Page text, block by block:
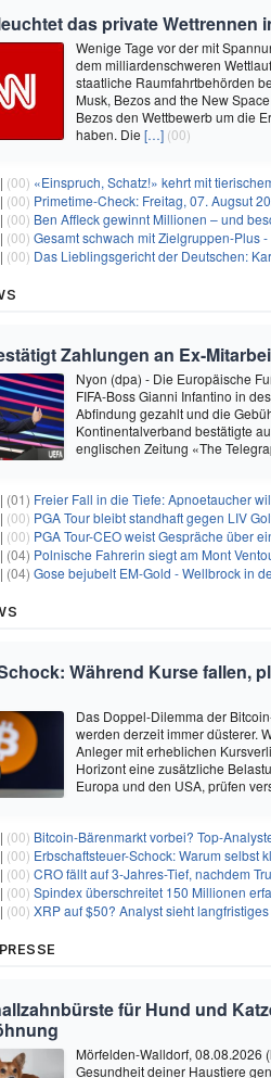
das private Wettrennen
Wenige Tage vor der mit
dem milliardenschweren
staatliche Raumfahrtbehörden
Musk, Bezos and the New
Bezos den Wettbewerb um die
haben. Die […] (00)
(00) «Einspruch, Schatz!» kehrt mit
(00) Primetime-Check: Freitag, 07. Augsut
(00) Ben Affleck gewinnt Millionen – und
(00) Gesamt schwach mit Zielgruppen-Plus
(00) Das Lieblingsgericht der Deutschen:
Zahlungen an Ex-
Nyon (dpa) - Die Europäische
FIFA-Boss Gianni Infantino in
Abfindung gezahlt und die
Kontinentalverband bestätigte
englischen Zeitung «The
(01) Freier Fall in die Tiefe: Apnoetaucher
(00) PGA Tour bleibt standhaft gegen LIV
(00) PGA Tour-CEO weist Gespräche über eine
(04) Polnische Fahrerin siegt am Mont
(04) Gose bejubelt EM-Gold - Wellbrock in
Während Kurse fallen,
Das Doppel-Dilemma der
werden derzeit immer düsterer.
Anleger mit erheblichen
Horizont eine zusätzliche
Europa und den USA, prüfen
(00) Bitcoin-Bärenmarkt vorbei? Top-Analysten
(00) Erbschaftsteuer-Schock: Warum selbst
(00) CRO fällt auf 3-Jahres-Tief, nachdem
(00) Spindex überschreitet 150 Millionen
(00) XRP auf $50? Analyst sieht
für Hund und
Mörfelden-Walldorf, 08.08.2026
Gesundheit deiner Haustiere